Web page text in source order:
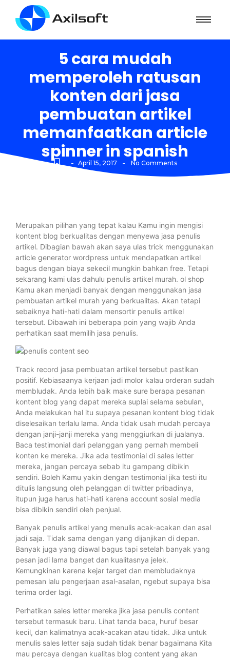
5 cara mudah
memperoleh ratusan
konten dari jasa
pembuatan artikel
memanfaatkan article
spinner in spanish
- April 15, 2017 - No Comments
Merupakan pilihan yang tepat kalau Kamu ingin mengisi
kontent blog berkualitas dengan menyewa jasa penulis
artikel. Dibagian bawah akan saya ulas trick menggunakan
article generator wordpress untuk mendapatkan artikel
bagus dengan biaya sekecil mungkin bahkan free. Tetapi
sekarang kami ulas dahulu penulis artikel murah. ol shop
Kamu akan menjadi banyak dengan menggunakan jasa
pembuatan artikel murah yang berkualitas. Akan tetapi
sebaiknya hati-hati dalam mensortir penulis artikel
tersebut. Dibawah ini beberapa poin yang wajib Anda
perhatikan saat memilih jasa penulis.
Track record jasa pembuatan artikel tersebut pastikan
positif. Kebiasaanya kerjaan jadi molor kalau orderan sudah
membludak. Anda lebih baik make sure berapa pesanan
kontent blog yang dapat mereka suplai selama sebulan,
Anda melakukan hal itu supaya pesanan kontent blog tidak
diselesaikan terlalu lama. Anda tidak usah mudah percaya
dengan janji-janji mereka yang menggiurkan di jualanya.
Baca testimonial dari pelanggan yang pernah membeli
konten ke mereka. Jika ada testimonial di sales letter
mereka, jangan percaya sebab itu gampang dibikin
sendiri. Boleh Kamu yakin dengan testimonial jika testi itu
ditulis langsung oleh pelanggan di twitter pribadinya,
itupun juga harus hati-hati karena account sosial media
bisa dibikin sendiri oleh penjual.
Banyak penulis artikel yang menulis acak-acakan dan asal
jadi saja. Tidak sama dengan yang dijanjikan di depan.
Banyak juga yang diawal bagus tapi setelah banyak yang
pesan jadi lama banget dan kualitasnya jelek.
Kemungkinan karena kejar target dan membludaknya
pemesan lalu pengerjaan asal-asalan, ngebut supaya bisa
terima order lagi.
Perhatikan sales letter mereka jika jasa penulis content
tersebut termasuk baru. Lihat tanda baca, huruf besar
kecil, dan kalimatnya acak-acakan atau tidak. Jika untuk
menulis sales letter saja sudah tidak benar bagaimana Kita
mau percaya dengan kualitas blog content yang akan